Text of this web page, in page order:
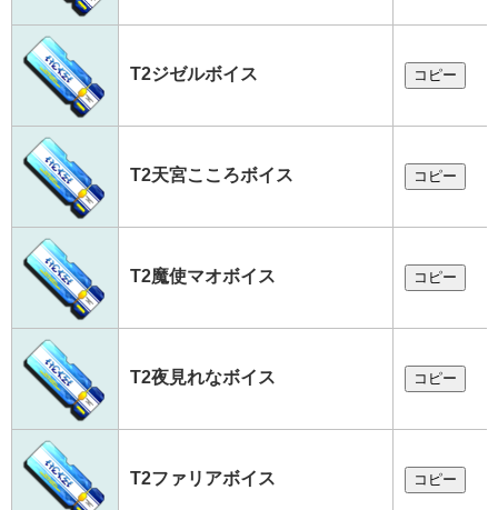
T2ジゼルボイス コピー
T2天宮こころボイス コピー
T2魔使マオボイス コピー
T2夜見れなボイス コピー
T2ファリアボイス コピー